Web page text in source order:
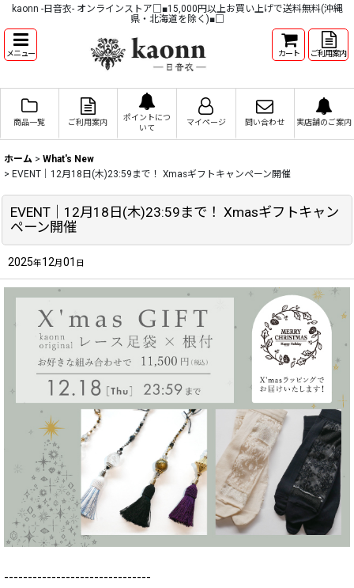
kaonn -日音衣- オンラインストア□■15,000円以上お買い上げで送料無料(沖縄
県・北海道を除く)■□
メニュー カート ご利用案内
商品一覧 ご利用案内
ポイントにつ
いて
マイページ 問い合わせ 実店舗のご案内
ホーム > What's New
> EVENT｜12月18日(木)23:59まで！ Xmasギフトキャンペーン開催
EVENT｜12月18日(木)23:59まで！ Xmasギフトキャン
ペーン開催
2025年12月01 日
-------------------------------